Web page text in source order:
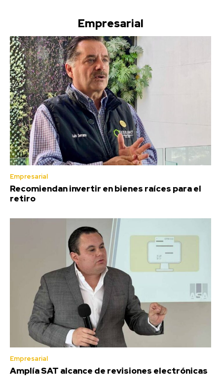
Empresarial
Empresarial
Recomiendan invertir en bienes raíces para el
retiro
Empresarial
Amplía SAT alcance de revisiones electrónicas